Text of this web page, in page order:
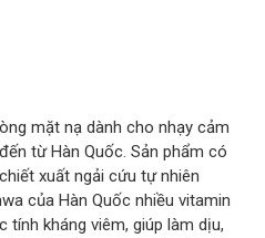
mặt nạ dành cho nhạy cảm
từ Hàn Quốc. Sản phẩm có
xuất ngải cứu tự nhiên
của Hàn Quốc nhiều vitamin
kháng viêm, giúp làm dịu,